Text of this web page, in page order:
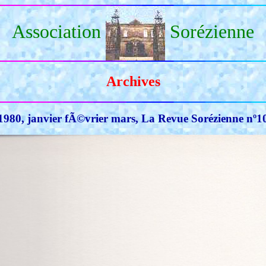
Association Sorézienne
Archives
janvier fÃ©vrier mars, La Revue Sorézienne